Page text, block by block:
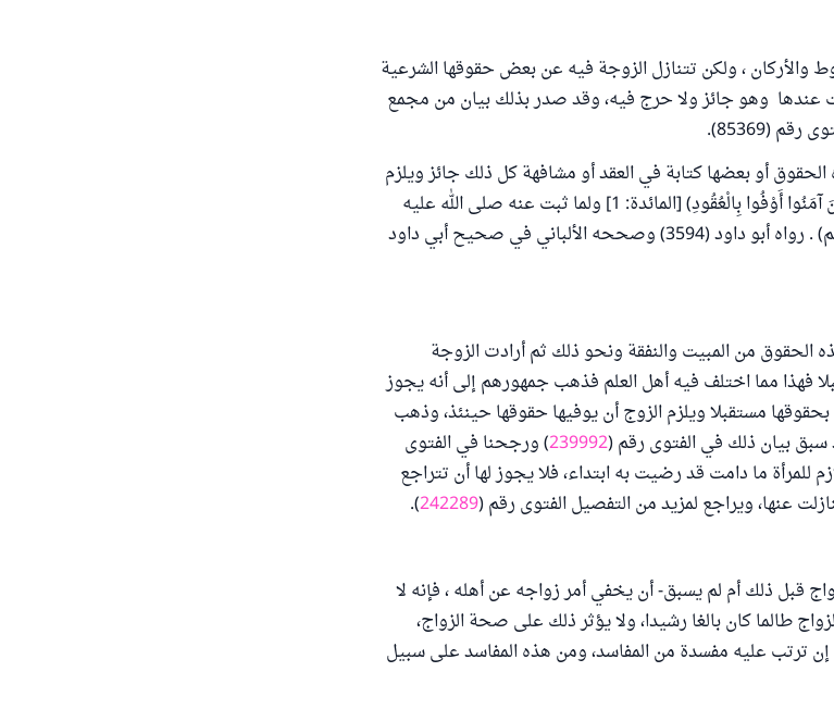
والأركان ، ولكن تتنازل الزوجة فيه عن بعض حقوقها الشرعية
عندها وهو جائز ولا حرج فيه، وقد صدر بذلك بيان من مجمع
(85369).
أو بعضها كتابة في العقد أو مشافهة كل ذلك جائز ويلزم
الوفاء به، لقول الله تعالى (يَا أَيُّهَا الَّذِينَ آمَنُوا أَوْفُوا بِالْعُقُودِ) [المائدة: 1] ولما ثبت عنه صلى الله عليه
وسلم أنه قال (المسلمون على شروطهم) . رواه أبو داود (3594) وصححه الألباني في صحيح أبي داود
الحقوق من المبيت والنفقة ونحو ذلك ثم أرادت الزوجة
فهذا مما اختلف فيه أهل العلم فذهب جمهورهم إلى أنه يجوز
مستقبلا ويلزم الزوج أن يوفيها حقوقها حينئذ، وذهب
سبق بيان ذلك في الفتوى رقم (239992) ورجحنا في الفتوى
للمرأة ما دامت قد رضيت به ابتداء، فلا يجوز لها أن تتراجع
عنها، ويراجع لمزيد من التفصيل الفتوى رقم (242289
).
قبل ذلك أم لم يسبق- أن يخفي أمر زواجه عن أهله ، فإنه لا
طالما كان بالغا رشيدا، ولا يؤثر ذلك على صحة الزواج،
إن ترتب عليه مفسدة من المفاسد، ومن هذه المفاسد على سبيل